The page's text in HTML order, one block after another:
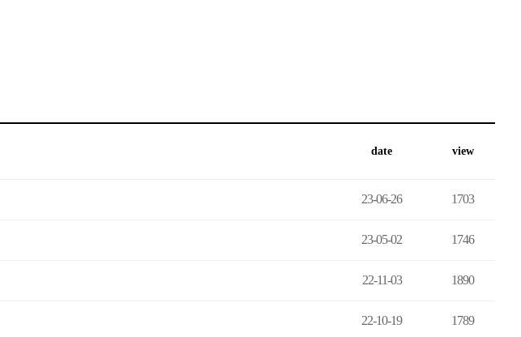
date view
23-06-26 1703
23-05-02 1746
22-11-03 1890
22-10-19 1789